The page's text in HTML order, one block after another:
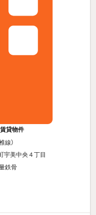
貸物件
線）
宇美中央４丁目
鉄骨